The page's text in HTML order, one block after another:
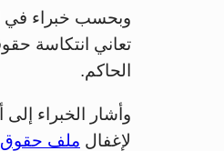
وبحسب خبراء في
تعاني انتكاسة
الحاكم.
وأشار الخبراء
لإغفال ملف حقوق